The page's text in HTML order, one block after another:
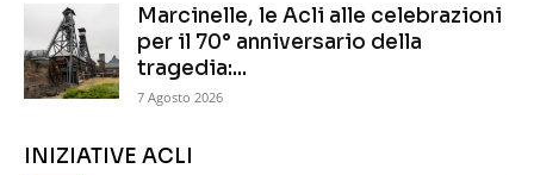
Marcinelle, le Acli alle celebrazioni
per il 70° anniversario della
tragedia:...
7 Agosto 2026
INIZIATIVE ACLI